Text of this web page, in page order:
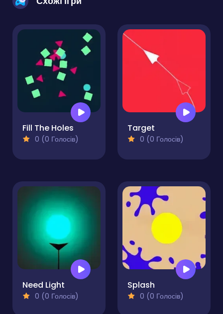
Fill The Holes
0 (0 Голосів)
Target
0 (0 Голосів)
Need Light
0 (0 Голосів)
Splash
0 (0 Голосів)